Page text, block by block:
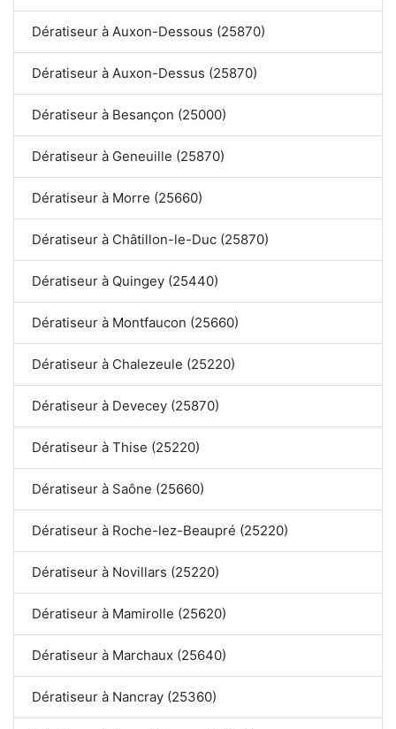
Dératiseur à Auxon-Dessous (25870)
Dératiseur à Auxon-Dessus (25870)
Dératiseur à Besançon (25000)
Dératiseur à Geneuille (25870)
Dératiseur à Morre (25660)
Dératiseur à Châtillon-le-Duc (25870)
Dératiseur à Quingey (25440)
Dératiseur à Montfaucon (25660)
Dératiseur à Chalezeule (25220)
Dératiseur à Devecey (25870)
Dératiseur à Thise (25220)
Dératiseur à Saône (25660)
Dératiseur à Roche-lez-Beaupré (25220)
Dératiseur à Novillars (25220)
Dératiseur à Mamirolle (25620)
Dératiseur à Marchaux (25640)
Dératiseur à Nancray (25360)